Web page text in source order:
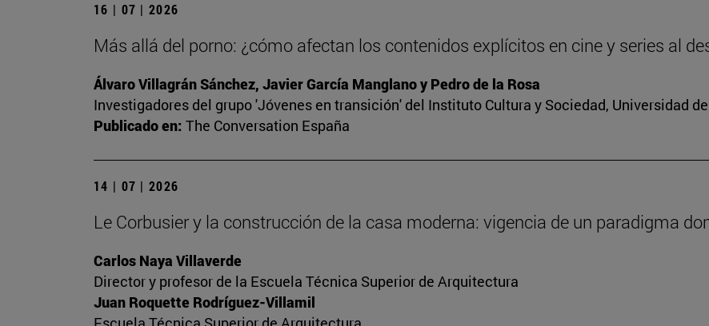
16 | 07 | 2026
Más allá del porno: ¿cómo afectan los contenidos explícitos en cine y series al
Álvaro Villagrán Sánchez, Javier García Manglano y Pedro de la Rosa
Investigadores del grupo 'Jóvenes en transición' del Instituto Cultura y Sociedad, Universidad
Publicado en: The Conversation España
14 | 07 | 2026
Le Corbusier y la construcción de la casa moderna: vigencia de un paradigma
Carlos Naya Villaverde
Director y profesor de la Escuela Técnica Superior de Arquitectura
Juan Roquette Rodríguez-Villamil